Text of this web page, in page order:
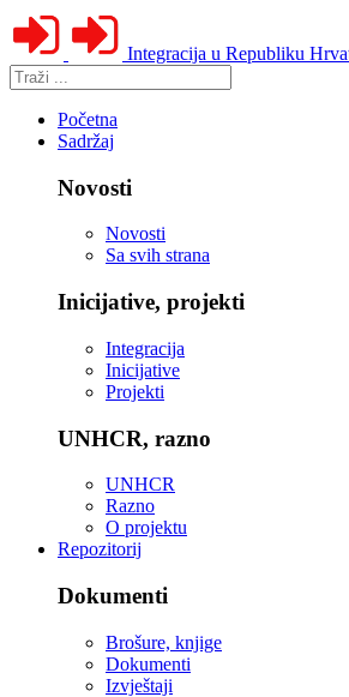
Integracija u Republiku
Početna
Sadržaj
Novosti
Novosti
Sa svih strana
Inicijative, projekti
Integracija
Inicijative
Projekti
UNHCR, razno
UNHCR
Razno
O projektu
Repozitorij
Dokumenti
Brošure, knjige
Dokumenti
Izvještaji